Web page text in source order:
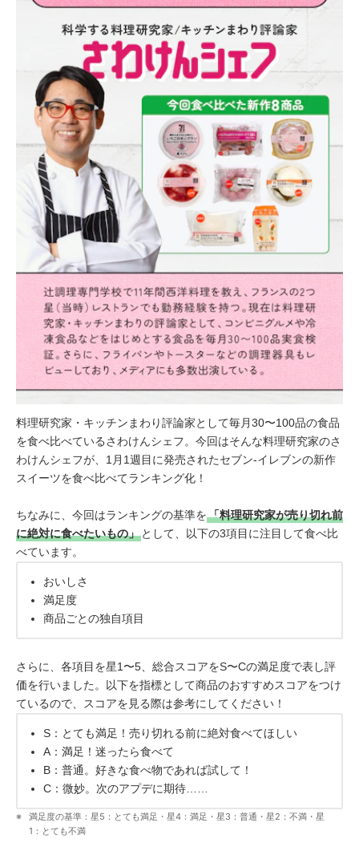
料理研究家・キッチンまわり評論家として毎月30〜100品の食品
を食べ比べているさわけんシェフ。今回はそんな料理研究家のさ
わけんシェフが、1月1週目に発売されたセブン-イレブンの新作
スイーツを食べ比べてランキング化！
ちなみに、今回はランキングの基準を「料理研究家が売り切れ前
に絶対に食べたいもの」 として、以下の3項目に注目して食べ比
べています。
おいしさ
満足度
商品ごとの独自項目
さらに、各項目を星1〜5、総合スコアをS〜Cの満足度で表し評
価を行いました。以下を指標として商品のおすすめスコアをつけ
ているので、スコアを見る際は参考にしてください！
S：とても満足！売り切れる前に絶対食べてほしい
A：満足！迷ったら食べて
B：普通。好きな食べ物であれば試して！
C：微妙。次のアプデに期待……
満足度の基準：星5：とても満足・星4：満足・星3：普通・星2：不満・星
1：とても不満